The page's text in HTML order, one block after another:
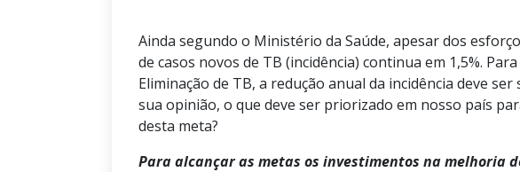
Ainda segundo o Ministério da Saúde, apesar dos
de casos novos de TB (incidência) continua em 1,5%.
Eliminação de TB, a redução anual da incidência deve
sua opinião, o que deve ser priorizado em nosso país
desta meta?
Para alcançar as metas os investimentos na melhoria